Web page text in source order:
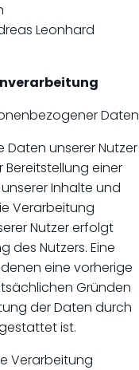
Leonhard
Daten
unserer Nutzer
einer
Inhalte und
Verarbeitung
Nutzer erfolgt
des Nutzers. Eine
eine vorherige
Gründen
der Daten durch
ist.
Verarbeitung